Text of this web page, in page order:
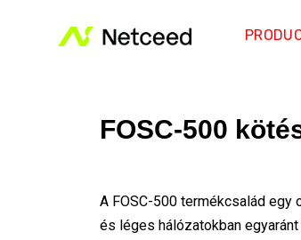
FOSC-500
A FOSC-500 termékcsalád
és léges hálózatokban